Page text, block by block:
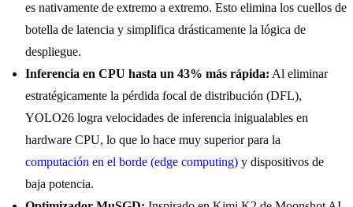
es nativamente de extremo a extremo. Esto elimina los cuellos de
botella de latencia y simplifica drásticamente la lógica de
despliegue.
Inferencia en CPU hasta un 43% más rápida: Al eliminar
estratégicamente la pérdida focal de distribución (DFL),
YOLO26 logra velocidades de inferencia inigualables en
hardware CPU, lo que lo hace muy superior para la
computación en el borde (edge computing) y dispositivos de
baja potencia.